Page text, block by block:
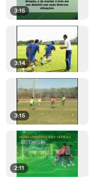
3:15
3:14
3:15
2:11